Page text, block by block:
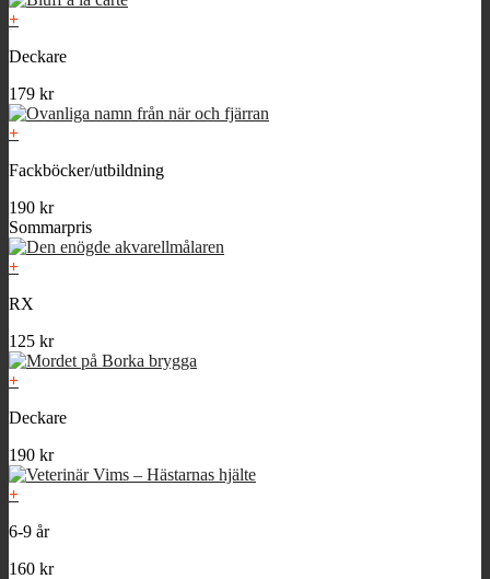
+
Deckare
179 kr
+
Fackböcker/utbildning
190 kr
Sommarpris
+
RX
125 kr
+
Deckare
190 kr
+
6-9 år
160 kr